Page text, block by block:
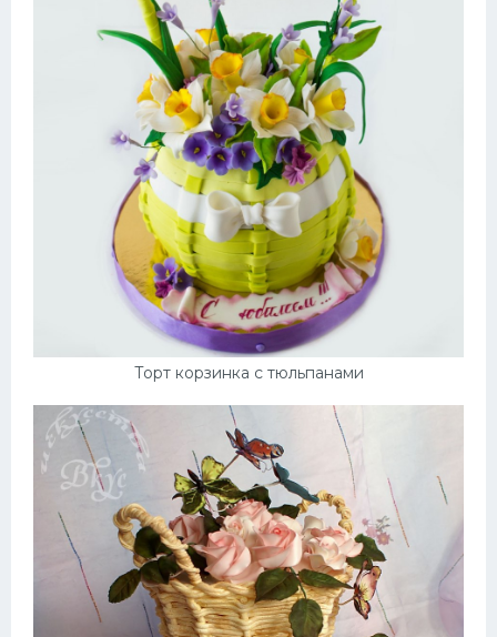
Торт корзинка с тюльпанами